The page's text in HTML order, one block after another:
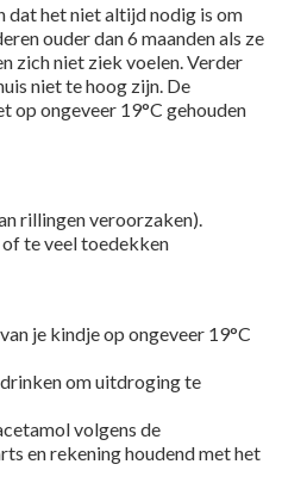
dat het niet altijd nodig is om
ouder dan 6 maanden als ze
zich niet ziek voelen. Verder
niet te hoog zijn. De
op ongeveer 19°C gehouden
rillingen veroorzaken).
of te veel toedekken
je kindje op ongeveer 19°C
om uitdroging te
volgens de
en rekening houdend met het